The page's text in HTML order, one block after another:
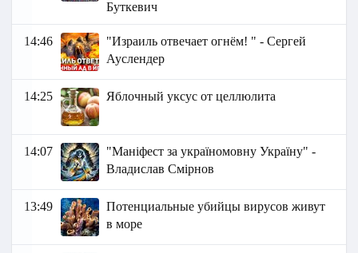
Буткевич
14:46
"Израиль отвечает огнём! " - Сергей
Ауслендер
14:25 Яблочный уксус от целлюлита
14:07
"Маніфест за україномовну Україну" -
Владислав Смірнов
13:49
Потенциальные убийцы вирусов живут
в море